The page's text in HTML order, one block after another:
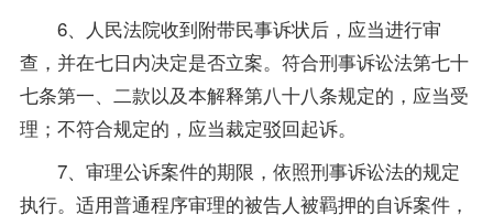
6、人民法院收到附带民事诉状后，应当进行审
查，并在七日内决定是否立案。符合刑事诉讼法第七十
七条第一、二款以及本解释第八十八条规定的，应当受
理；不符合规定的，应当裁定驳回起诉。
7、审理公诉案件的期限，依照刑事诉讼法的规定
执行。适用普通程序审理的被告人被羁押的自诉案件，